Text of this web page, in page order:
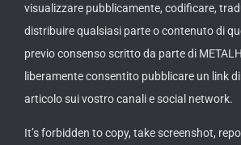
visualizzare pubblicamente, codificare,
distribuire qualsiasi parte o contenuto di
previo consenso scritto da parte di
liberamente consentito pubblicare un link
articolo sui vostro canali e social network.
It’s forbidden to copy, take screenshot,